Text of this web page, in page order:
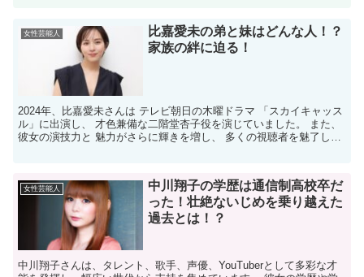
女性芸能人
比嘉愛未の弟と妹はどんな人！？
家族の絆に迫る！
2024年、比嘉愛未さんは テレビ朝日の木曜ドラマ 「スカイキャッス
ル」に出演し、 才色兼備な二階堂杏子役を演じていました。 また、
彼女の演技力と 魅力がさらに輝きを増し、 多くの視聴者を魅了して
女性芸能人
中川翔子の学歴は通信制高校卒だ
った！壮絶ないじめを乗り越えた
過去とは！？
中川翔子さんは、タレント、歌手、声優、YouTuberとして多彩な才